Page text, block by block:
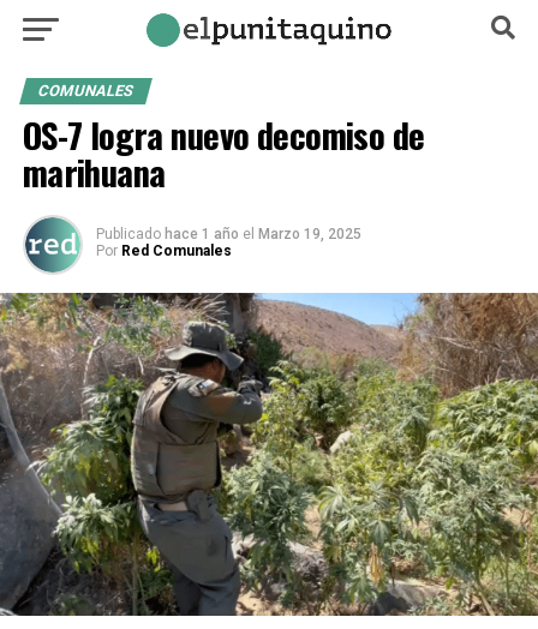
COMUNALES
OS-7 logra nuevo decomiso de
marihuana
Publicado hace 1 año el Marzo 19, 2025
Por Red Comunales